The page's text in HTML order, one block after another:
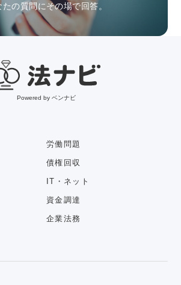
たの質問にその場で回答。
Powered by ベンナビ
労働問題
債権回収
IT・ネット
資金調達
企業法務